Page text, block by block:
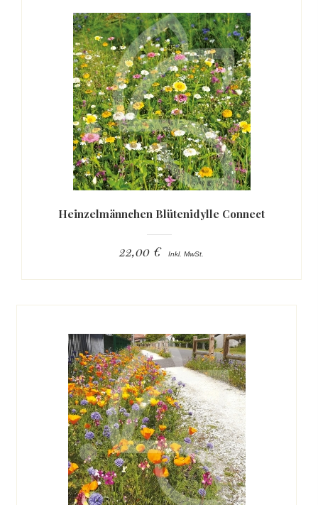
Heinzelmännchen Blütenidylle Connect
22,00 € Inkl. MwSt.